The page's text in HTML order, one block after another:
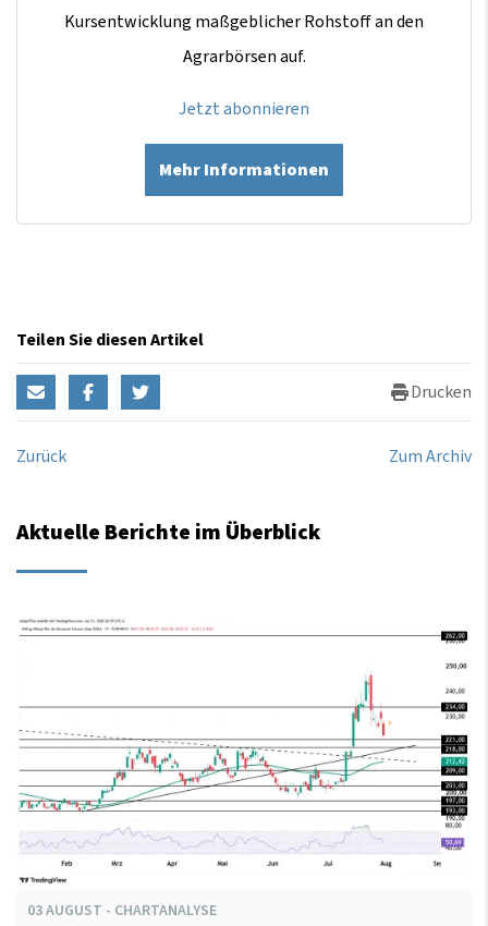
Kursentwicklung maßgeblicher Rohstoff an den
Agrarbörsen auf.
Jetzt abonnieren
Mehr Informationen
Teilen Sie diesen Artikel
Drucken
Zurück Zum Archiv
Aktuelle Berichte im Überblick
03AUGUST - CHARTANALYSE